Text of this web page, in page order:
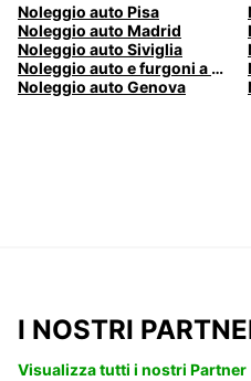
Noleggio auto Pisa
Noleggio auto Madrid
Noleggio auto Siviglia
Noleggio auto e furgoni a Pescara
Noleggio auto Genova
I NOSTRI
Visualizza tutti i nostri Partner